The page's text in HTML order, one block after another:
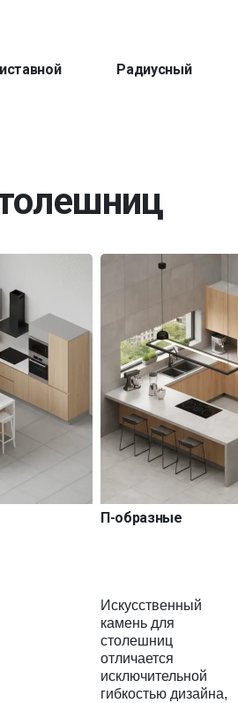
Радиусный
П-образные
Искусственный
камень для
столешниц
отличается
исключительной
гибкостью дизайна,